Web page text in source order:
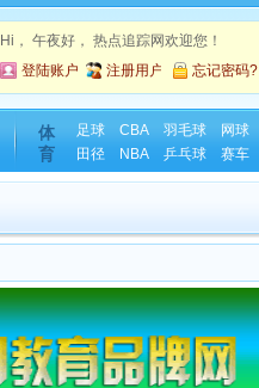
Hi， 午夜好， 热点追踪网欢迎您！
登陆账户
注册用户 忘记密码?
体
育
足球 CBA 羽毛球
网球
田径
NBA 乒乓球 赛车